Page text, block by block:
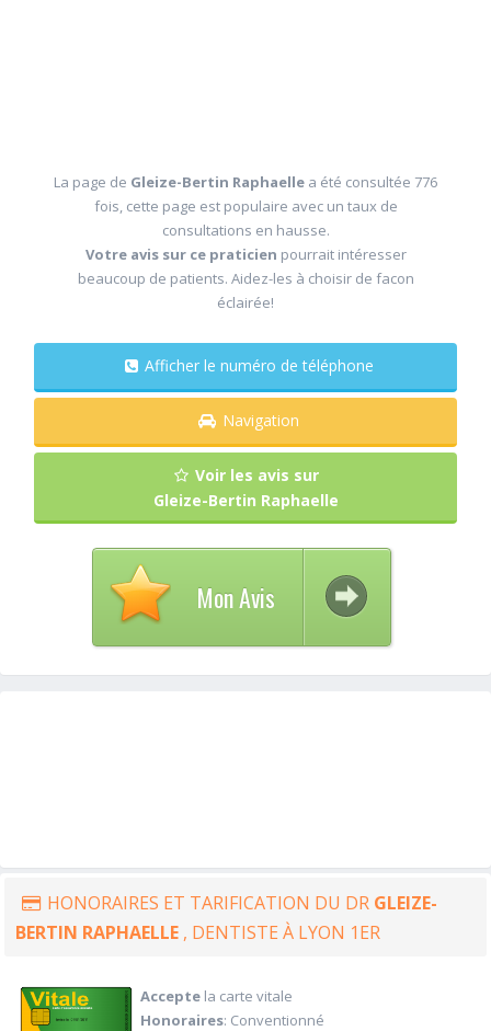
La page de Gleize-Bertin Raphaelle a été consultée 776
fois, cette page est populaire avec un taux de
consultations en hausse.
Votre avis sur ce praticien pourrait intéresser
beaucoup de patients. Aidez-les à choisir de facon
éclairée!
Afficher le numéro de téléphone
Navigation
Voir les avis sur
Gleize-Bertin Raphaelle
Mon Avis
HONORAIRES ET TARIFICATION DU DR GLEIZE-
BERTIN RAPHAELLE , DENTISTE À LYON 1ER
Acceptela carte vitale
Honoraires: Conventionné